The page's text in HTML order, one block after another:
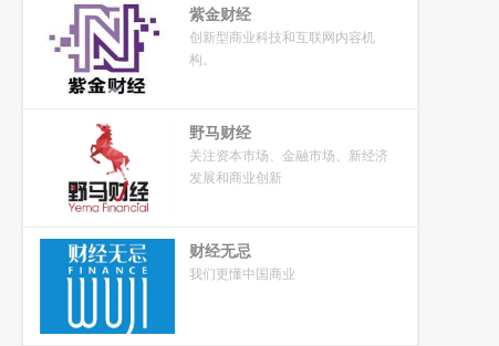
紫金财经
创新型商业科技和互联网内容机
构。
野马财经
关注资本市场、金融市场、新经济
发展和商业创新
财经无忌
我们更懂中国商业